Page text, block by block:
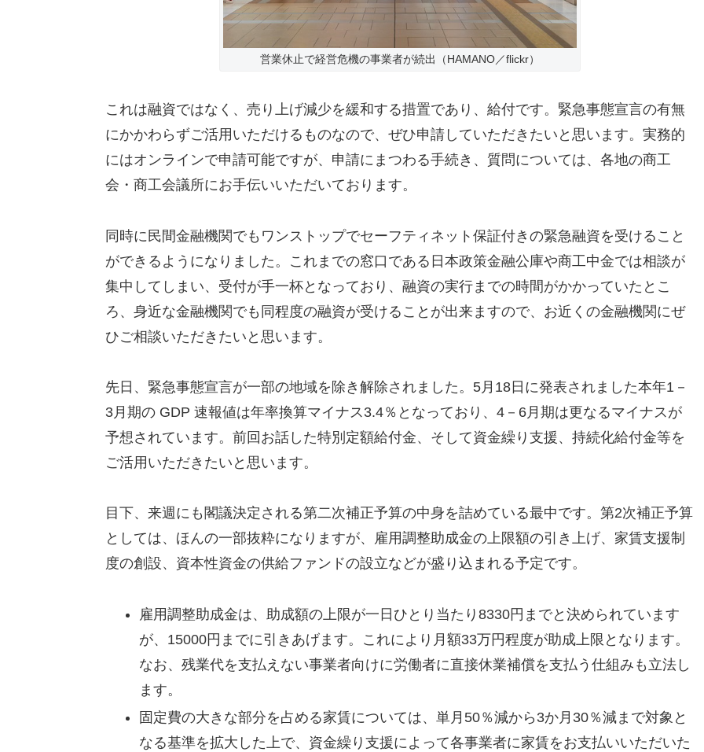
営業休止で経営危機の事業者が続出（HAMANO／flickr）
これは融資ではなく、売り上げ減少を緩和する措置であり、給付です。緊急事態宣言の有無
にかかわらずご活用いただけるものなので、ぜひ申請していただきたいと思います。実務的
にはオンラインで申請可能ですが、申請にまつわる手続き、質問については、各地の商工
会・商工会議所にお手伝いいただいております。
同時に民間金融機関でもワンストップでセーフティネット保証付きの緊急融資を受けること
ができるようになりました。これまでの窓口である日本政策金融公庫や商工中金では相談が
集中してしまい、受付が手一杯となっており、融資の実行までの時間がかかっていたとこ
ろ、身近な金融機関でも同程度の融資が受けることが出来ますので、お近くの金融機関にぜ
ひご相談いただきたいと思います。
先日、緊急事態宣言が一部の地域を除き解除されました。5月18日に発表されました本年1－
3月期の GDP 速報値は年率換算マイナス3.4％となっており、4－6月期は更なるマイナスが
予想されています。前回お話した特別定額給付金、そして資金繰り支援、持続化給付金等を
ご活用いただきたいと思います。
目下、来週にも閣議決定される第二次補正予算の中身を詰めている最中です。第2次補正予算
としては、ほんの一部抜粋になりますが、雇用調整助成金の上限額の引き上げ、家賃支援制
度の創設、資本性資金の供給ファンドの設立などが盛り込まれる予定です。
雇用調整助成金は、助成額の上限が一日ひとり当たり8330円までと決められています
が、15000円までに引きあげます。これにより月額33万円程度が助成上限となります。
なお、残業代を支払えない事業者向けに労働者に直接休業補償を支払う仕組みも立法し
ます。
固定費の大きな部分を占める家賃については、単月50％減から3か月30％減まで対象と
なる基準を拡大した上で、資金繰り支援によって各事業者に家賃をお支払いいただいた